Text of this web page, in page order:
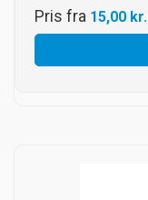
Pris fra 15,00 kr.